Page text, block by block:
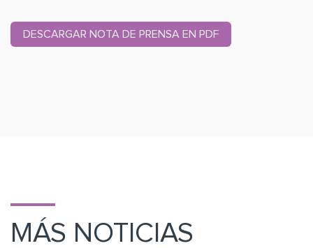
DESCARGAR NOTA DE PRENSA EN PDF
MÁS NOTICIAS